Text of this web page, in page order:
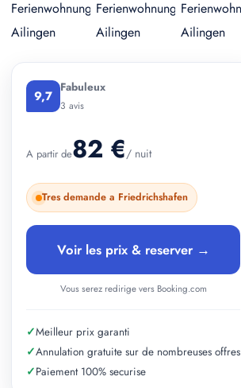
9,7 Fabuleux
3 avis
A partir de82 €/ nuit
Tres demande a Friedrichshafen
Voir les prix & reserver →
Vous serez redirige vers Booking.com
✓Meilleur prix garanti
✓Annulation gratuite sur de nombreuses offres
✓Paiement 100% securise